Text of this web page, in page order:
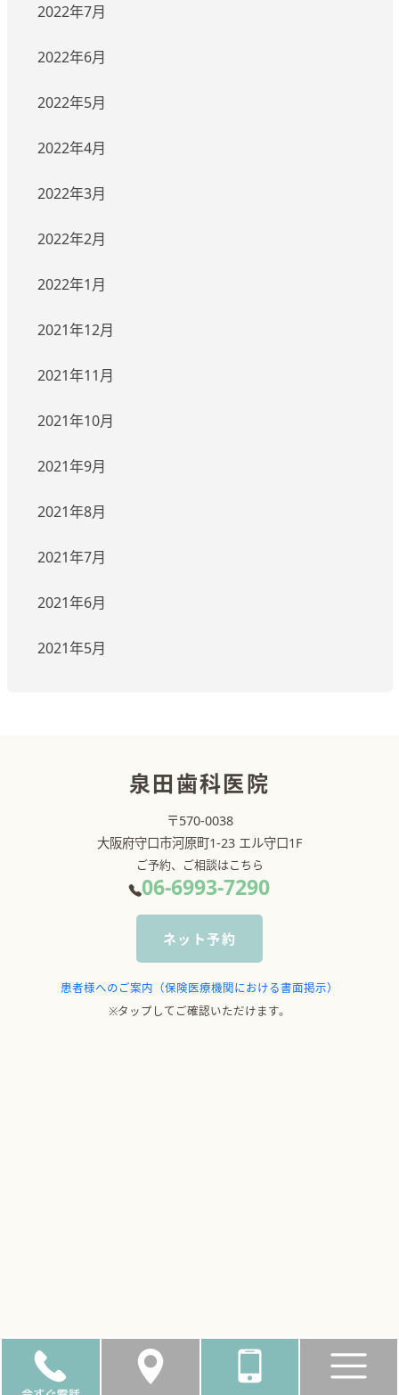
2022年7月
2022年6月
2022年5月
2022年4月
2022年3月
2022年2月
2022年1月
2021年12月
2021年11月
2021年10月
2021年9月
2021年8月
2021年7月
2021年6月
2021年5月
泉田歯科医院
〒570-0038
大阪府守口市河原町1-23 エル守口1F
ご予約、ご相談はこちら
06-6993-7290
ネット予約
患者様へのご案内（保険医療機関における書面掲示）
※タップしてご確認いただけます。